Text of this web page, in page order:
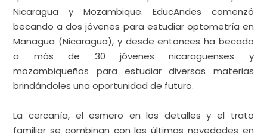
obra social se materializa en EducAndes, una ONG
que Carmen fundó tras su experiencia de trabajo en
Nicaragua y Mozambique. EducAndes comenzó
becando a dos jóvenes para estudiar optometría en
Managua (Nicaragua), y desde entonces ha becado
a más de 30 jóvenes nicaragüenses y
brindándoles una oportunidad de futuro.